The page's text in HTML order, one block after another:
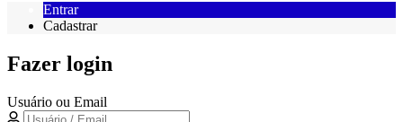
Entrar
Cadastrar
Fazer login
Usuário ou Email